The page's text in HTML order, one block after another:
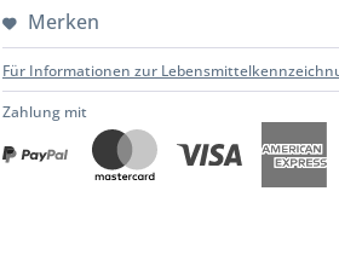
Merken
Für Informationen zur
Zahlung mit